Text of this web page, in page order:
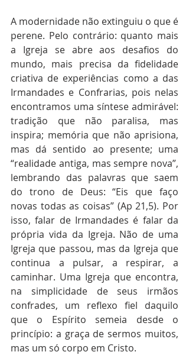
A modernidade não extinguiu o que é
perene. Pelo contrário: quanto mais
a Igreja se abre aos desafios do
mundo, mais precisa da fidelidade
criativa de experiências como a das
Irmandades e Confrarias, pois nelas
encontramos uma síntese admirável:
tradição que não paralisa, mas
inspira; memória que não aprisiona,
mas dá sentido ao presente; uma
“realidade antiga, mas sempre nova”,
lembrando das palavras que saem
do trono de Deus: “Eis que faço
novas todas as coisas” (Ap 21,5). Por
isso, falar de Irmandades é falar da
própria vida da Igreja. Não de uma
Igreja que passou, mas da Igreja que
continua a pulsar, a respirar, a
caminhar. Uma Igreja que encontra,
na simplicidade de seus irmãos
confrades, um reflexo fiel daquilo
que o Espírito semeia desde o
princípio: a graça de sermos muitos,
mas um só corpo em Cristo.